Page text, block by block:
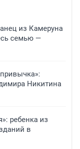
из Камеруна
семью —
Никитина
ребенка из
в